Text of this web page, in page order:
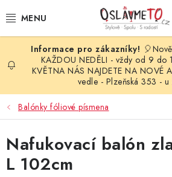
na
OSLAVA NAROZENIN
STYLOVÁ PARTY
DEKORACE A VÝZDOBA
BALÓNKY
KAŽDOU NEDĚLI - vždy od 9 do
KVĚTNA NÁS NAJDETE NA NOVÉ
vedle - Plzeňská 353 -
Balónky fóliové písmena
Nafukovací balón
L 102cm